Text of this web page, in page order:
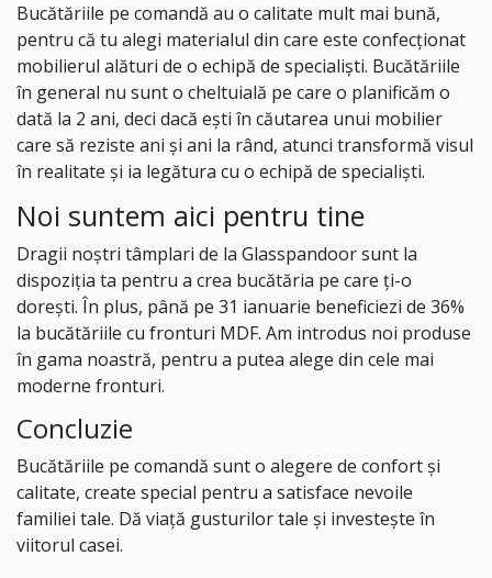
Bucătăriile pe comandă au o calitate mult mai bună,
pentru că tu alegi materialul din care este confecționat
mobilierul alături de o echipă de specialiști. Bucătăriile
în general nu sunt o cheltuială pe care o planificăm o
dată la 2 ani, deci dacă ești în căutarea unui mobilier
care să reziste ani și ani la rând, atunci transformă visul
în realitate și ia legătura cu o echipă de specialiști.
Noi suntem aici pentru tine
Dragii noștri tâmplari de la Glasspandoor sunt la
dispoziția ta pentru a crea bucătăria pe care ți-o
dorești. În plus, până pe 31 ianuarie beneficiezi de 36%
la bucătăriile cu fronturi MDF. Am introdus noi produse
în gama noastră, pentru a putea alege din cele mai
moderne fronturi.
Concluzie
Bucătăriile pe comandă sunt o alegere de confort și
calitate, create special pentru a satisface nevoile
familiei tale. Dă viață gusturilor tale și investește în
viitorul casei.